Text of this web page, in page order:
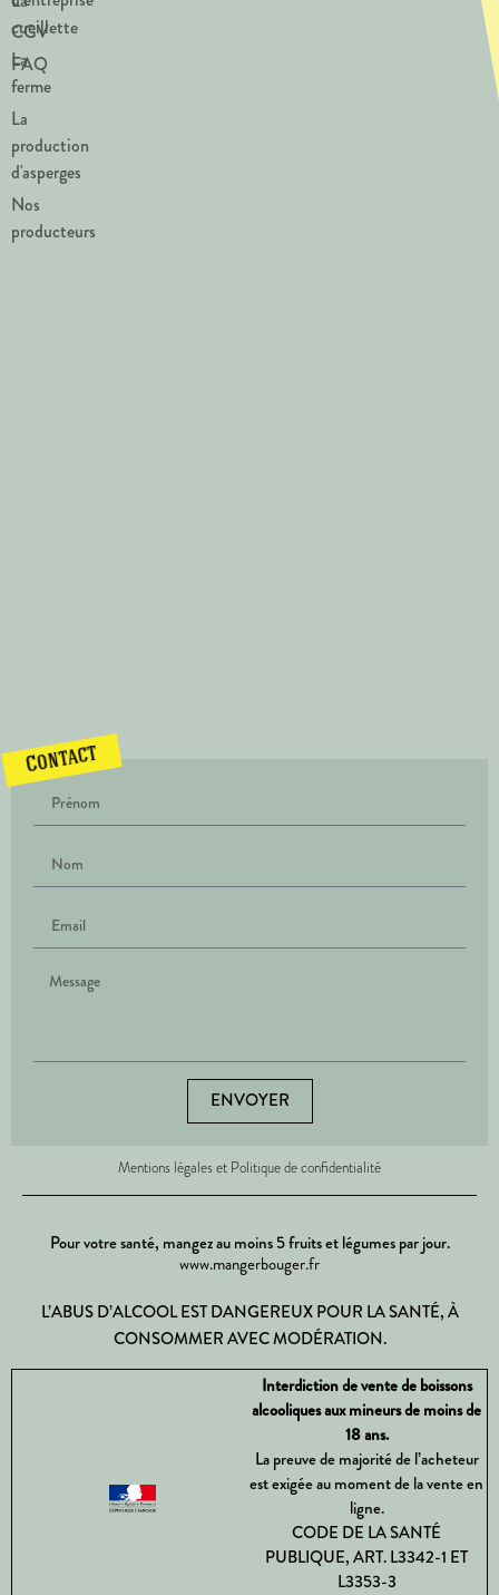
cueillette
La
ferme
La
production
d'asperges
Nos
producteurs
CGV
FAQ
Contact
ENVOYER
Mentions légales et Politique de confidentialité
Pour votre santé, mangez au moins 5 fruits et légumes par jour.
www.mangerbouger.fr
L’ABUS D’ALCOOL EST DANGEREUX POUR LA SANTÉ, À
CONSOMMER AVEC MODÉRATION.
Interdiction de vente de boissons
alcooliques aux mineurs de moins de
18 ans.
La preuve de majorité de l’acheteur
est exigée au moment de la vente en
ligne.
CODE DE LA SANTÉ
PUBLIQUE, ART. L3342-1 ET
L3353-3